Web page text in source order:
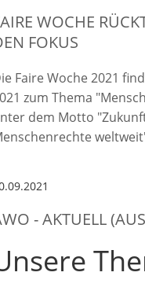
WOCHE
FOKUS
Faire Woche 2021
zum Thema
dem Motto
- AKTUELL